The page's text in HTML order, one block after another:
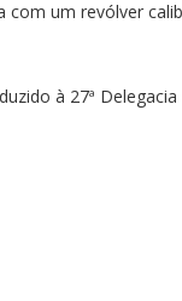
um revólver
à 27ª Delegacia